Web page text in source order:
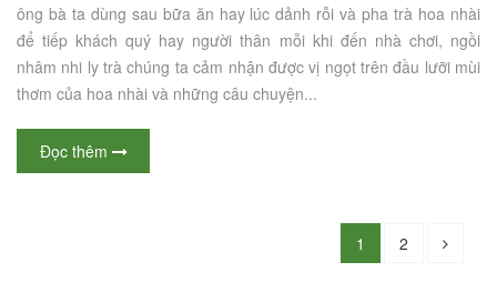
ông bà ta dùng sau bữa ăn hay lúc dảnh rỗi và pha trà hoa nhài
để tiếp khách quý hay người thân mỗi khi đến nhà chơi, ngồi
nhâm nhi ly trà chúng ta cảm nhận được vị ngọt trên đầu lưỡi mùi
thơm của hoa nhài và những câu chuyện...
Đọc thêm
1 2